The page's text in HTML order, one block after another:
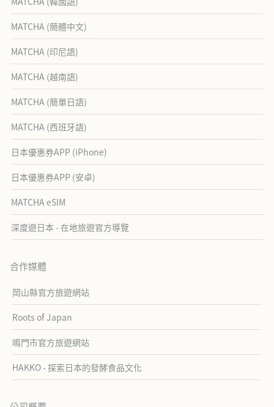
MATCHA (簡體中文)
MATCHA (印尼語)
MATCHA (越南語)
MATCHA (簡單日語)
MATCHA (西班牙語)
日本優惠券APP (iPhone)
日本優惠券APP (安卓)
MATCHA eSIM
深度遊日本 - 在地旅遊官方導覽
合作媒體
岡山縣官方旅遊網站
Roots of Japan
鳴門市官方旅遊網站
HAKKO - 探索日本的發酵食品文化